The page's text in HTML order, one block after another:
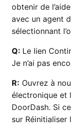
obtenir de
avec un agent
sélectionnant
Q: Le lien
Je n’ai pas
R: Ouvrez à
électronique et
DoorDash. Si
sur